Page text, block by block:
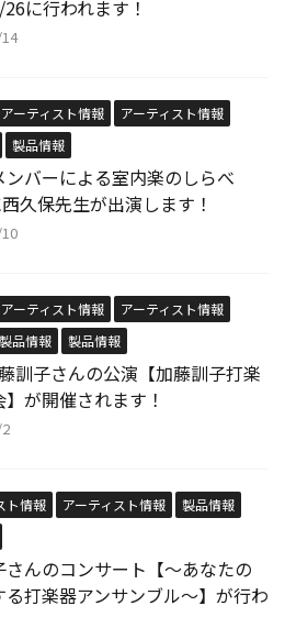
に行われます！
アーティスト情報
アーティスト情報
製品情報
ンバーによる室内楽のしらべ
久保先生が出演します！
アーティスト情報
アーティスト情報
製品情報 製品情報
訓子さんの公演【加藤訓子打楽
が開催されます！
ト情報 アーティスト情報
製品情報
さんのコンサート【〜あなたの
る打楽器アンサンブル〜】が行わ